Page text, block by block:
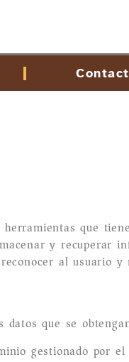
que
y recuperar
al usuario
que se
gestionado por